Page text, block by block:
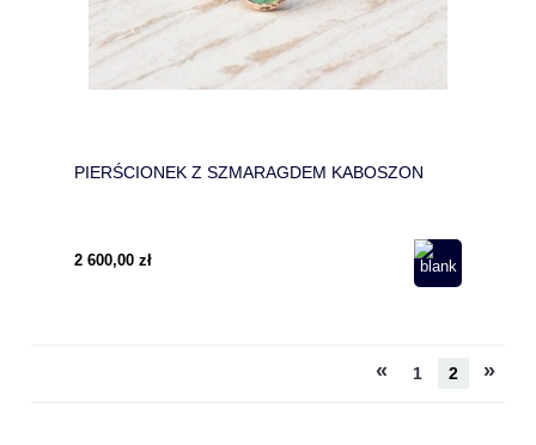
PIERŚCIONEK Z SZMARAGDEM KABOSZON
2 600,00 zł
« 1 2 »